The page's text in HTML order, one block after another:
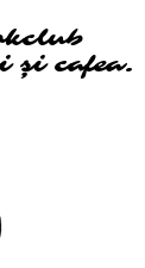
și cafea.
și cafea.